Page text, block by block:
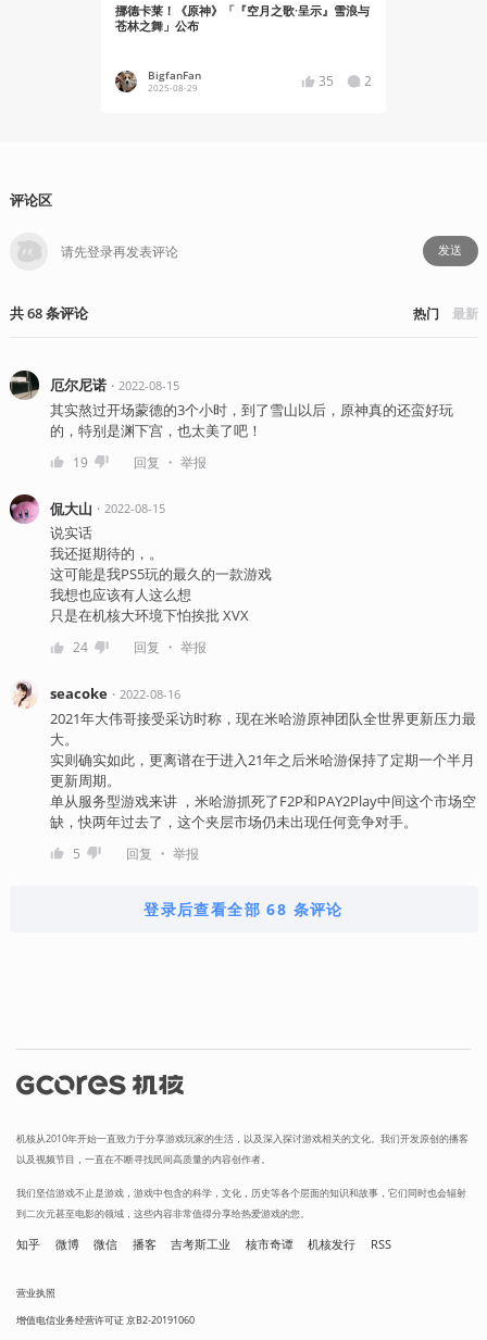
挪德卡莱！《原神》「『空月之歌·呈示』雪浪与
苍林之舞」公布
BigfanFan
2025-08-29 35 2
评论区
发送
共68条评论 热门 最新
厄尔尼诺・ 2022-08-15
其实熬过开场蒙德的3个小时，到了雪山以后，原神真的还蛮好玩
的，特别是渊下宫，也太美了吧！
19 回复 ・ 举报
侃大山 ・ 2022-08-15
说实话
我还挺期待的，。
这可能是我PS5玩的最久的一款游戏
我想也应该有人这么想
只是在机核大环境下怕挨批 XVX
24 回复 ・ 举报
seacoke・ 2022-08-16
2021年大伟哥接受采访时称，现在米哈游原神团队全世界更新压力最
大。
实则确实如此，更离谱在于进入21年之后米哈游保持了定期一个半月
更新周期。
单从服务型游戏来讲 ，米哈游抓死了F2P和PAY2Play中间这个市场空
缺，快两年过去了，这个夹层市场仍未出现任何竞争对手。
5 回复 ・ 举报
登录后查看全部 68 条评论
机核从2010年开始一直致力于分享游戏玩家的生活，以及深入探讨游戏相关的文化。我们开发原创的播客
以及视频节目，一直在不断寻找民间高质量的内容创作者。
我们坚信游戏不止是游戏，游戏中包含的科学，文化，历史等各个层面的知识和故事，它们同时也会辐射
到二次元甚至电影的领域，这些内容非常值得分享给热爱游戏的您。
知乎 微博 微信 播客 吉考斯工业 核市奇谭 机核发行 RSS
营业执照
增值电信业务经营许可证 京B2-20191060